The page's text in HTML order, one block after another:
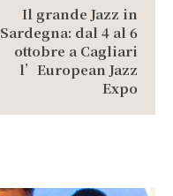
Il grande Jazz in
Sardegna: dal 4 al 6
ottobre a Cagliari
l’European Jazz
Expo